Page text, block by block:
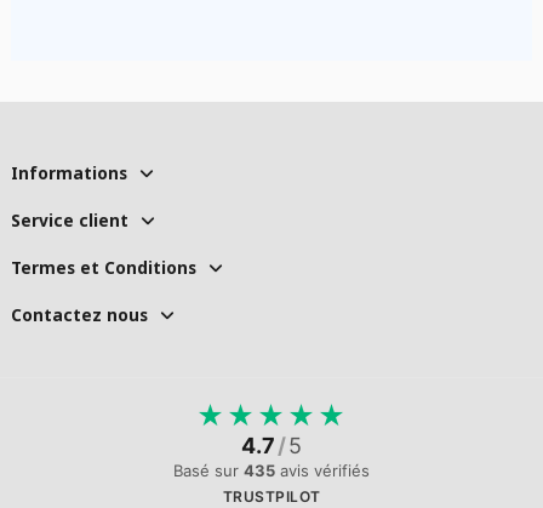
Informations
Service client
Termes et Conditions
Contactez nous
★ ★ ★ ★ ★
4.7/5
Basé sur 435 avis vérifiés
TRUSTPILOT